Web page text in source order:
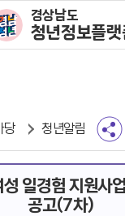
주메뉴바로가기
본문바로가기
경상남도
청년정보플
당 청년알림
일경험 지원사
공고(7차)